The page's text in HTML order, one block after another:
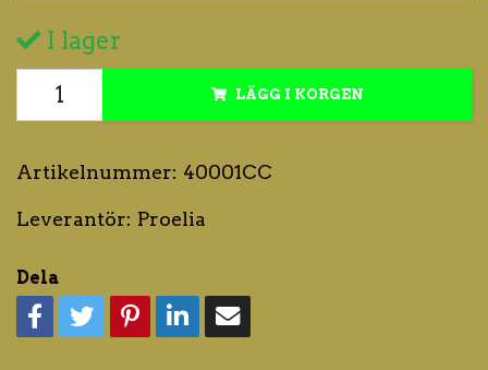
I lager
LÄGG I KORGEN
Artikelnummer: 40001CC
Leverantör: Proelia
Dela